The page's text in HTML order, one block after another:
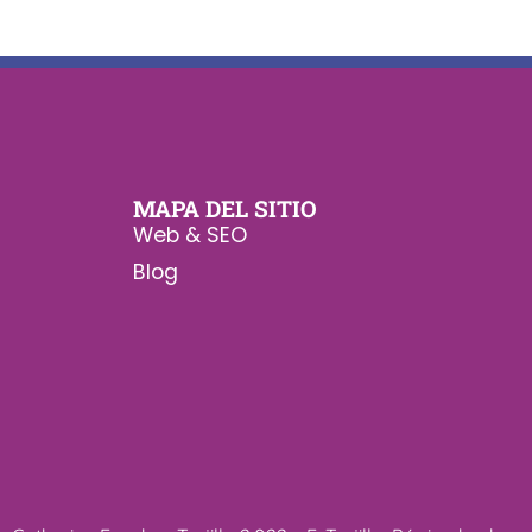
MAPA DEL SITIO
Web & SEO
Blog